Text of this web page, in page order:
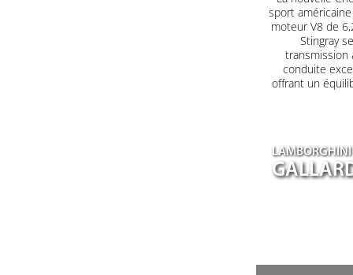
sport
moteur V8 de
Stingray
transmission
conduite
offrant un
LAMBORGHINI